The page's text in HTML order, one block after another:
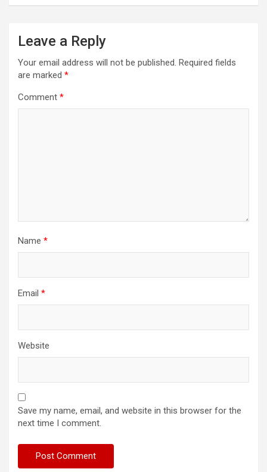
Leave a Reply
Your email address will not be published. Required fields
are marked *
Comment *
Name *
Email *
Website
Save my name, email, and website in this browser for the
next time I comment.